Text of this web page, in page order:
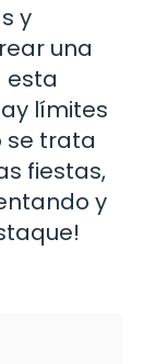
y
una
esta
límites
se trata
fiestas,
y